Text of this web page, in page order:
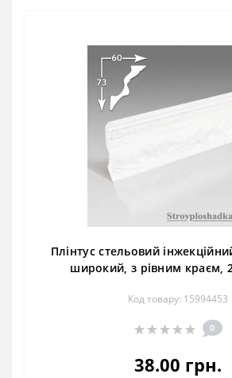
Плінтус стельовий
широкий, з рівним краєм,
Код товару: 15994453
0
38.00 грн.